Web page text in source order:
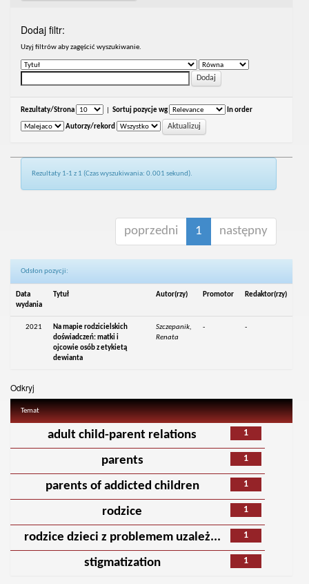
Dodaj filtr:
Uzyj filtrów aby zagęścić wyszukiwanie.
Rezultaty/Strona Sortuj pozycje wg In order
Autorzy/rekord
Rezultaty 1-1 z 1 (Czas wyszukiwania: 0.001 sekund).
poprzedni 1 następny
Odsłon pozycji:
Data
wydania
Tytuł Autor(rzy) Promotor Redaktor(rzy)
2021
Na mapie rodzicielskich
doświadczeń: matki i
ojcowie osób z etykietą
dewianta
Szczepanik,
Renata
- -
Odkryj
Temat
1
adult child-parent relations
1
parents
1
parents of addicted children
1
rodzice
1
rodzice dzieci z problemem uzależ...
1
stigmatization